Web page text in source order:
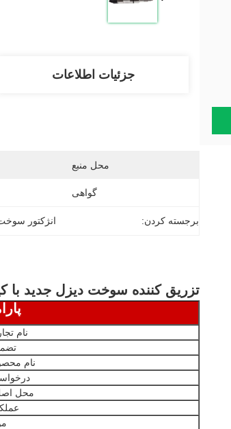
جزئیات اطلاعات
محل منبع
گواهی
برجسته کردن: انژکتور سوخت دیزل
تزریق کننده سوخت دیزل جدید با کیفیت بالا
نام
نام
محل